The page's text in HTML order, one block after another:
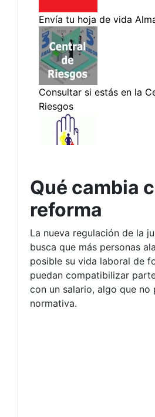
Qué cambia
reforma
La nueva regulación de la
busca que más personas
posible su vida laboral de
puedan compatibilizar
con un salario, algo que no
normativa.